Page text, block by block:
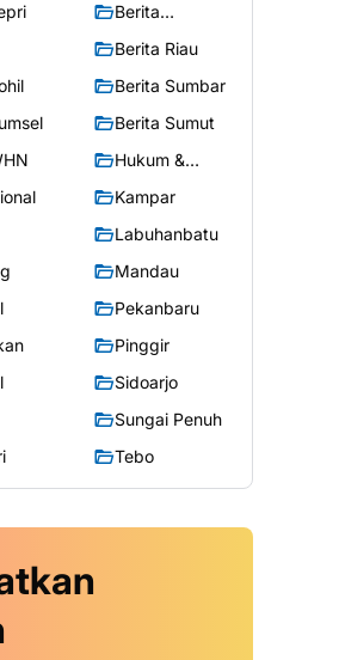
Berita
Berita Riau
Berita Sumbar
Berita Sumut
Hukum &
Kampar
Labuhanbatu
Mandau
Pekanbaru
Pinggir
Sidoarjo
Sungai Penuh
Tebo